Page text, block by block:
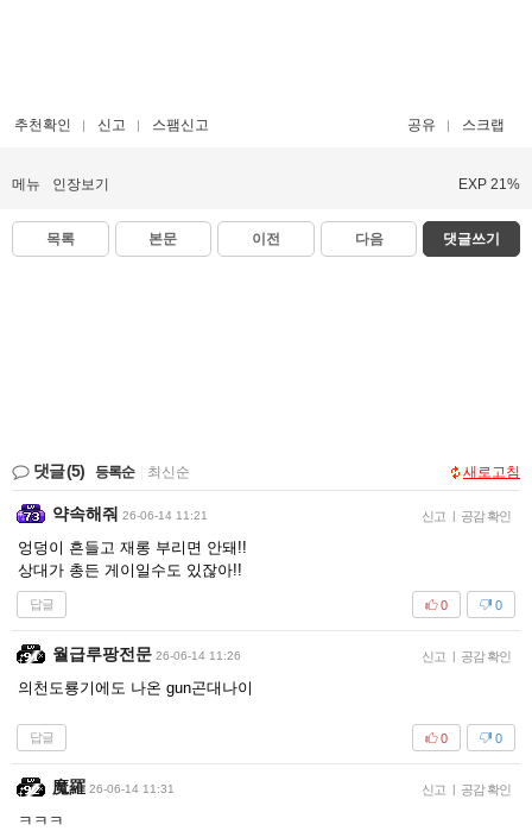
추천확인 신고 스팸신고 공유 스크랩
메뉴 인장보기 EXP 21%
목록 본문 이전 다음 댓글쓰기
댓글(5) 등록순 최신순 새로고침
약속해줘 26-06-14 11:21 신고 | 공감 확인
엉덩이 흔들고 재롱 부리면 안돼!!
상대가 총든 게이일수도 있잖아!!
답글 0
0
월급루팡전문 26-06-14 11:26 신고 | 공감 확인
의천도룡기에도 나온 gun곤대나이
답글 0
0
魔羅 26-06-14 11:31 신고 | 공감 확인
ㅋㅋㅋ